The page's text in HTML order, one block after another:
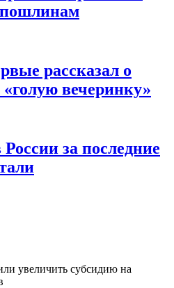
рассказал о
вечеринку»
за последние
увеличить субсидию на